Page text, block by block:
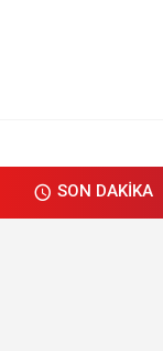
SON DAKİKA